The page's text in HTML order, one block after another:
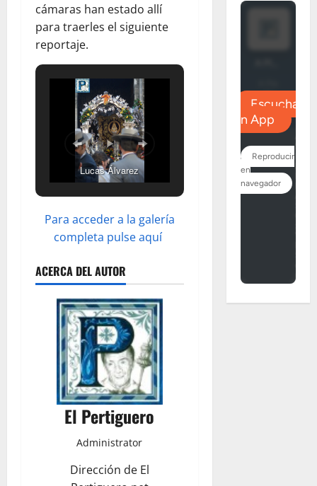
cámaras han estado allí
para traerles el siguiente
reportaje.
Lucas Álvarez
Para acceder a la galería
completa pulse aquí
ACERCA DEL AUTOR
El Pertiguero
Administrator
Dirección de El